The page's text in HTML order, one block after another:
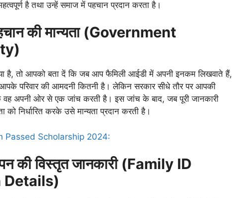
है तथा उन्हें समाज में पहचान प्रदान करता है।
की मान्यता(Government
है, तो आपको बता दें कि जब आप फैमिली आईडी में अपनी इनकम लिखवाते हैं,
परिवार की आमदनी कितनी है। लेकिन सरकार सीधे तौर पर आपकी
वह अपनी ओर से एक जांच करती है। इस जांच के बाद, जब पूरी जानकारी
निर्धारित करके उसे मान्यता प्रदान करती है।
Passed Scholarship 2024:
की विस्तृत जानकारी (Family ID